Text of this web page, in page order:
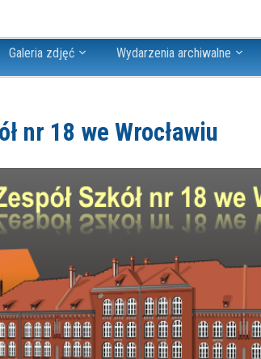
Galeria zdjęć Wydarzenia archiwalne
nr 18 we Wrocławiu